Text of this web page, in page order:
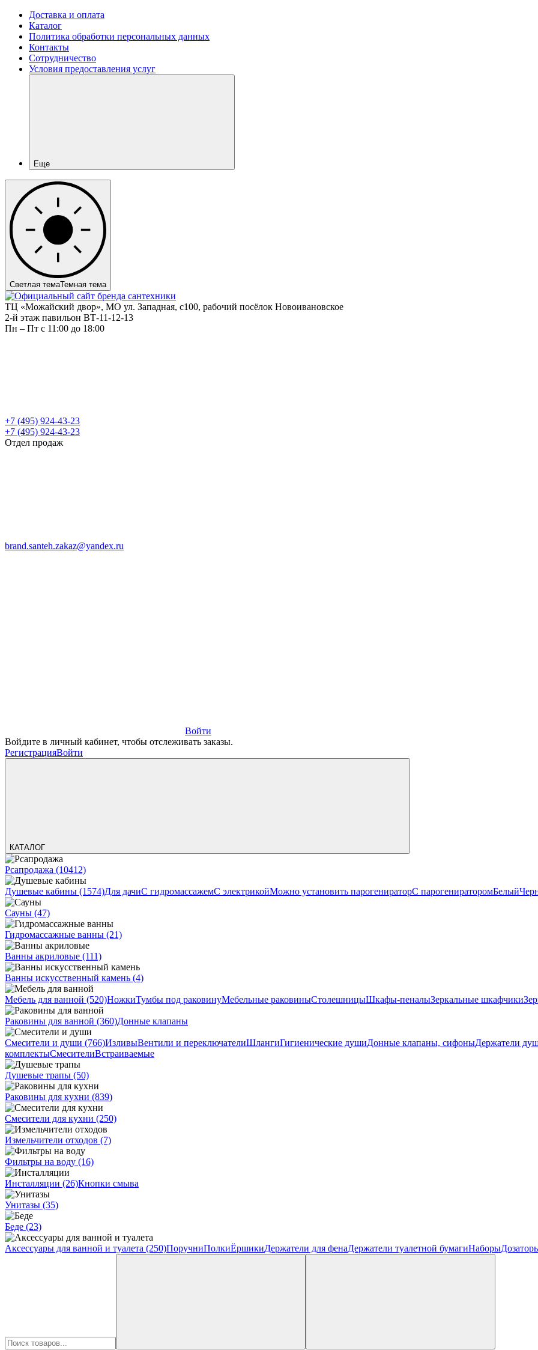
Доставка и оплата
Каталог
Политика обработки персональных данных
Контакты
Сотрудничество
Условия предоставления услуг
Еще
Светлая темаТемная тема
ТЦ «Можайский двор», МО ул. Западная, с100, рабочий посёлок Новоивановское
2-й этаж павильон ВТ-11-12-13
Пн – Пт c 11:00 до 18:00
+7 (495) 924-43-23
+7 (495) 924-43-23
Отдел продаж
brand.santeh.zakaz@yandex.ru
Войти
Войдите в личный кабинет, чтобы отслеживать заказы.
РегистрацияВойти
КАТАЛОГ
Рсапродажа (10412)
Душевые кабины (1574)Для дачиС гидромассажемС электрикойМожно установить парогенираторС парогенираторомБелый
Сауны (47)
Гидромассажные ванны (21)
Ванны акриловые (111)
Ванны искусственный камень (4)
Мебель для ванной (520)НожкиТумбы под раковинуМебельные раковиныСтолешницыШкафы-пеналыЗеркальные шкафчики
Раковины для ванной (360)Донные клапаны
Смесители и души (766)ИзливыВентили и переключателиШлангиГигиенические душиДонные клапаны, сифоныДержатели
комплектыСмесителиВстраиваемые
Душевые трапы (50)
Раковины для кухни (839)
Смесители для кухни (250)
Измельчители отходов (7)
Фильтры на воду (16)
Инсталляции (26)Кнопки смыва
Унитазы (35)
Беде (23)
Аксессуары для ванной и туалета (250)ПоручниПолкиЁршикиДержатели для фенаДержатели туалетной бумагиНаборы